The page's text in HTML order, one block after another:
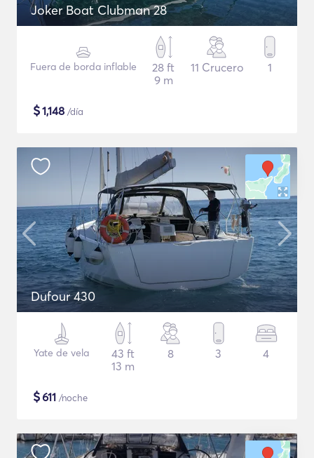
Joker Boat Clubman 28
Fuera de borda inflable
28 ft
9 m
11 Crucero 1
$1,148 /día
Dufour 430
Yate de vela
43 ft
13 m
8 3 4
$611 /noche